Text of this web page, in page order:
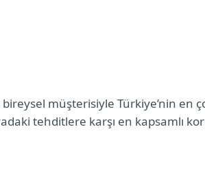
müşterisiyle Türkiye’nin en
tehditlere karşı en kapsamlı